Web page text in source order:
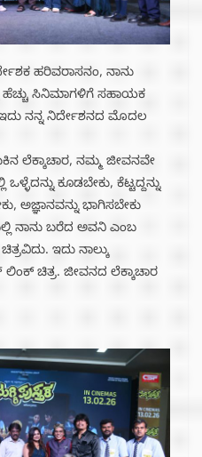
ಹರಿವರಾಸನಂ, ನಾನು
ಹೆಚ್ಚು ಸಿನಿಮಾಗಳಿಗೆ ಸಹಾಯಕ
ನನ್ನ ನಿರ್ದೇಶನದ ಮೊದಲ
ಲೆಕ್ಕಾಚಾರ, ನಮ್ಮ ಜೀವನವೇ
ಕೂಡಬೇಕು, ಕೆಟ್ಟದ್ದನ್ನು
ಅಜ್ಞಾನವನ್ನು ಭಾಗಿಸಬೇಕು
ನಾನು ಬರೆದ ಅವನಿ ಎಂಬ
ಇದು ನಾಲ್ಕು
ಚಿತ್ರ. ಜೀವನದ ಲೆಕ್ಕಾಚಾರ